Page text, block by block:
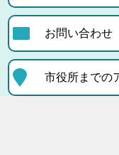
お問い合わせ
市役所までの